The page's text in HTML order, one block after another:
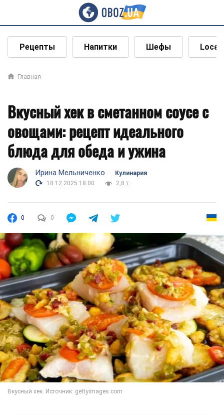
Рецепты Напитки Шефы Local
Главная
Вкусный хек в сметанном соусе с
овощами: рецепт идеального
блюда для обеда и ужина
Ирина Мельниченко
Кулинария
18.12.2025 18:00
2,8 т.
0 0